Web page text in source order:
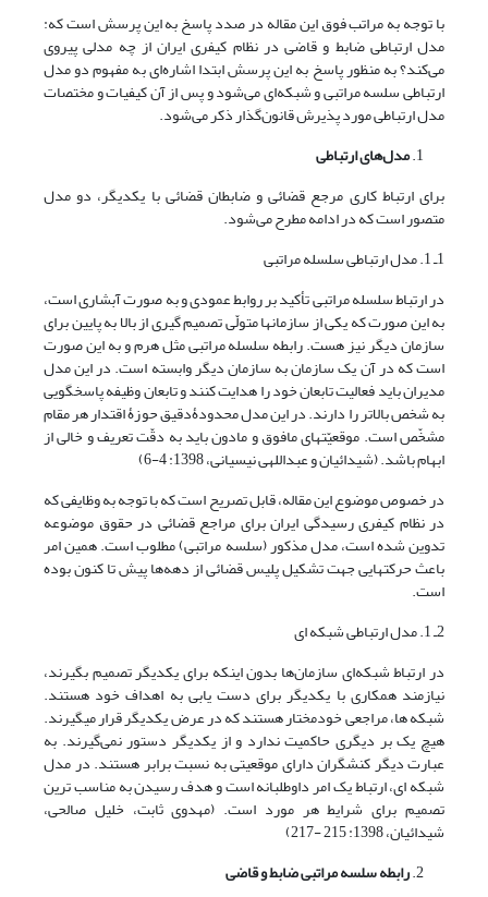
با توجه به مراتب فوق این مقاله در صدد پاسخ به این پرسش است که:
مدل ارتباطی ضابط و قاضی در نظام کیفری ایران از چه مدلی پیروی
می‌کند؟ به منظور پاسخ به این پرسش ابتدا اشاره‌ای به مفهوم دو مدل
ارتباطی سلسه مراتبی و شبکه‌ای می‌شود و پس از آن کیفیات و مختصات
مدل ارتباطی مورد پذیرش قانون‌گذار ذکر می‌شود.
مدل‌های ارتباطی
برای ارتباط کاری مرجع قضائی و ضابطان قضائی با یکدیگر، دو مدل
متصور است که در ادامه مطرح می‌شود.
1ـ 1. مدل ارتباطی سلسله مراتبی
در ارتباط سلسله مراتبی تأکید بر روابط عمودی و به صورت آبشاری است،
به این صورت که یکی از سازمانها متولّی تصمیم گیری از بالا به پایین برای
سازمان دیگر نیز هست. رابطه سلسله مراتبی مثل هرم و به این صورت
است که در آن یک سازمان به سازمان دیگر وابسته است. در این مدل
مدیران باید فعالیت تابعان خود را هدایت کنند و تابعان وظیفه پاسخگویی
به شخص بالاتر را دارند. در این مدل محدودۀدقیق حوزۀ اقتدار هر مقام
مشخّص است. موقعیّتهای مافوق و مادون باید به دقّت تعریف و خالی از
ابهام باشد. (شیدائیان و عبداللهی نیسیانی، 1398: 4-6)
در خصوص موضوع این مقاله، قابل تصریح است که با توجه به وظایفی که
در نظام کیفری رسیدگی ایران برای مراجع قضائی در حقوق موضوعه
تدوین شده است، مدل مذکور (سلسه مراتبی) مطلوب است. همین امر
باعث حرکتهایی جهت تشکیل پلیس قضائی از دهه‌ها پیش تا کنون بوده
است.
2ـ 1. مدل ارتباطی شبکه ای
در ارتباط شبکه‌ای سازمان‌ها بدون اینکه برای یکدیگر تصمیم بگیرند،
نیازمند همکاری با یکدیگر برای دست یابی به اهداف خود هستند.
شبکه ها، مراجعی خودمختار هستند که در عرض یکدیگر قرار میگیرند.
هیچ یک بر دیگری حاکمیت ندارد و از یکدیگر دستور نمی‌گیرند. به
عبارت دیگر کنشگران دارای موقعیتی به نسبت برابر هستند. در مدل
شبکه ای، ارتباط یک امر داوطلبانه است و هدف رسیدن به مناسب ترین
تصمیم برای شرایط هر مورد است. (مهدوی ثابت، خلیل صالحی،
شیدائیان، 1398: 215 -217)
رابطه سلسه مراتبی ضابط و قاضی